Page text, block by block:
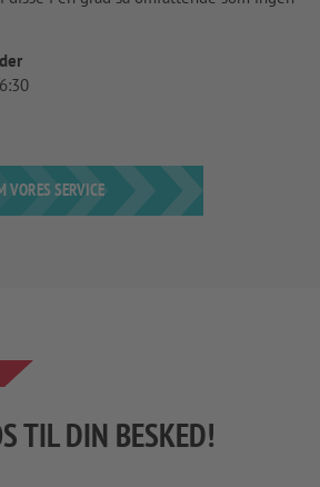
VORES SERVICE
TIL DIN BESKED!